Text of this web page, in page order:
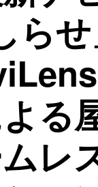
ら
る
レ